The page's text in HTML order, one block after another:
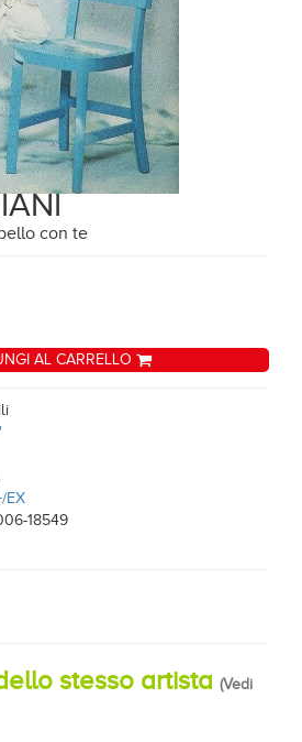
con te
AL CARRELLO
EX
18549
stesso artista (Vedi